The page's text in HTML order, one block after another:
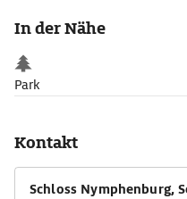
In der Nähe
Park
Kontakt
Schloss Nymphenburg,